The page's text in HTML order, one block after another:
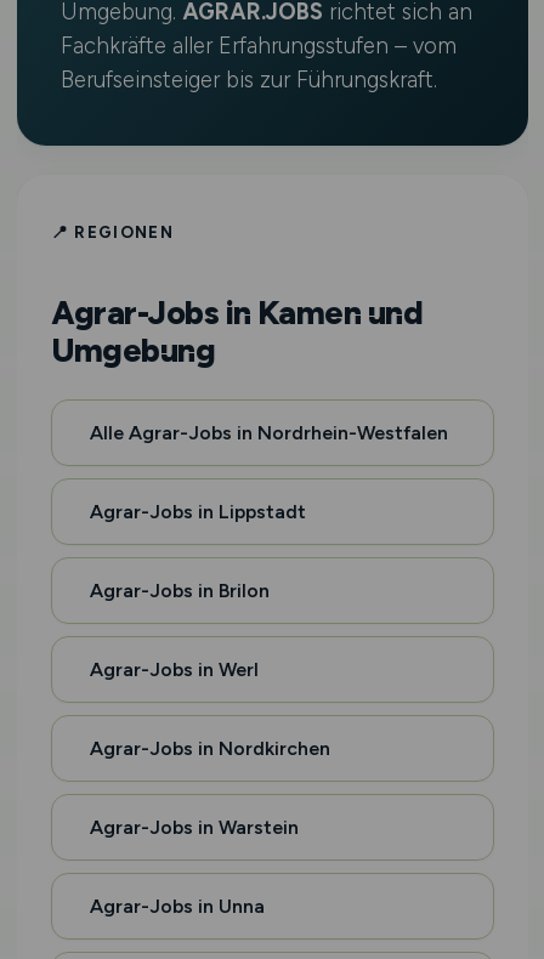
Umgebung. AGRAR.JOBS richtet sich an
Fachkräfte aller Erfahrungsstufen – vom
Berufseinsteiger bis zur Führungskraft.
📍 REGIONEN
Agrar-Jobs in Kamen und
Umgebung
Alle Agrar-Jobs in Nordrhein-Westfalen
Agrar-Jobs in Lippstadt
Agrar-Jobs in Brilon
Agrar-Jobs in Werl
Agrar-Jobs in Nordkirchen
Agrar-Jobs in Warstein
Agrar-Jobs in Unna